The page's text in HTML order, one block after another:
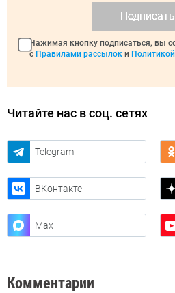
Нажимая кнопку подписаться, вы
с Правилами рассылок и
Читайте нас в соц. сетях
Telegram
ВКонтакте
Max
Комментарии